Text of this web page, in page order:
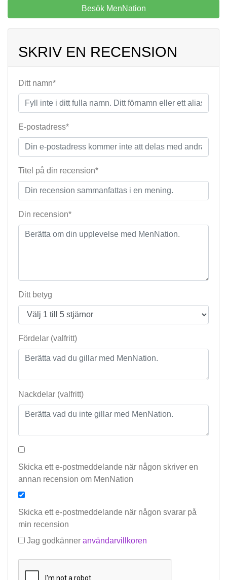
Besök MenNation
SKRIV EN RECENSION
Ditt namn*
E-postadress*
Titel på din recension*
Din recension*
Ditt betyg
Fördelar (valfritt)
Nackdelar (valfritt)
Skicka ett e-postmeddelande när någon skriver en
annan recension om MenNation
Skicka ett e-postmeddelande när någon svarar på
min recension
Jag godkänner användarvillkoren